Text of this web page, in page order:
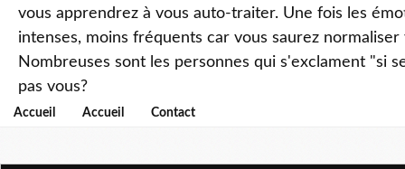
vous apprendrez à vous auto-traiter. Une fois les
intenses, moins fréquents car vous saurez
Nombreuses sont les personnes qui s'exclament "si
pas vous?
Accueil Accueil Contact